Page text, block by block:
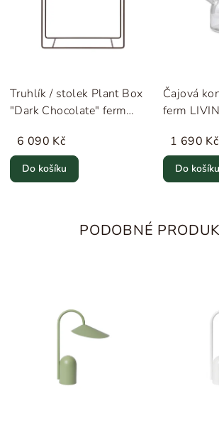
Truhlík / stolek Plant Box
"Dark Chocolate" ferm
6 090 Kč
Do košíku
Čajová
ferm
1 690 Kč
Do košíku
PODOBNÉ